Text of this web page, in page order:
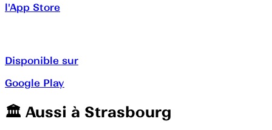
l'App Store
Disponible sur
Google Play
🏛️️ Aussi à Strasbourg